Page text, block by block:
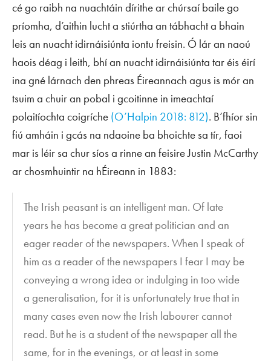
cé go raibh na nuachtáin dírithe ar chúrsaí baile go
príomha, d’aithin lucht a stiúrtha an tábhacht a bhain
leis an nuacht idirnáisiúnta iontu freisin. Ó lár an naoú
haois déag i leith, bhí an nuacht idirnáisiúnta tar éis éirí
ina gné lárnach den phreas Éireannach agus is mór an
tsuim a chuir an pobal i gcoitinne in imeachtaí
polaitíochta coigríche (O’Halpin 2018: 812). B’fhíor sin
fiú amháin i gcás na ndaoine ba bhoichte sa tír, faoi
mar is léir sa chur síos a rinne an feisire Justin McCarthy
ar chosmhuintir na hÉireann in 1883:
The Irish peasant is an intelligent man. Of late
years he has become a great politician and an
eager reader of the newspapers. When I speak of
him as a reader of the newspapers I fear I may be
conveying a wrong idea or indulging in too wide
a generalisation, for it is unfortunately true that in
many cases even now the Irish labourer cannot
read. But he is a student of the newspaper all the
same, for in the evenings, or at least in some